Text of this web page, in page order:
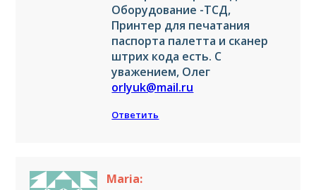
Оборудование -ТСД,
Принтер для печатания
паспорта палетта и сканер
штрих кода есть. С
уважением, Олег
orlyuk@mail.ru
Ответить
Maria: